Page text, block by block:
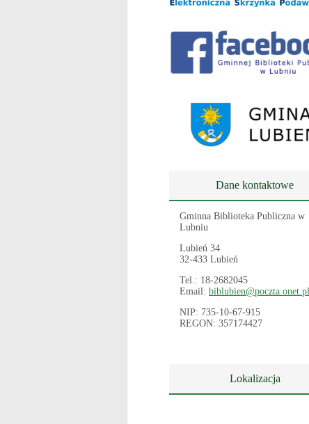
Dane kontaktowe
Gminna Biblioteka Publiczna w
Lubniu
Lubień 34
32-433 Lubień
Tel.: 18-2682045
Email: biblubien@poczta.onet.pl
NIP: 735-10-67-915
REGON: 357174427
Lokalizacja